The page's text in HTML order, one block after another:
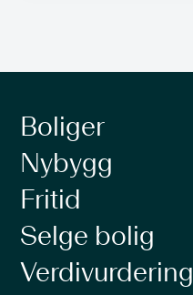
Boliger
Nybygg
Fritid
Selge bolig
Verdivurdering